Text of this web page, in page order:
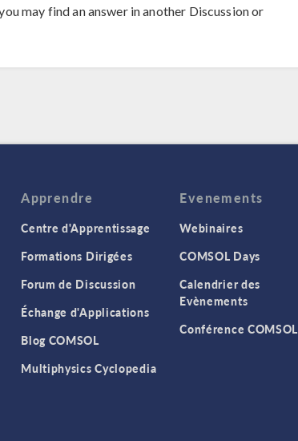
may find an answer in another Discussion or
Apprendre
Centre d'Apprentissage
Formations Dirigées
Forum de Discussion
Échange d'Applications
Blog COMSOL
Multiphysics Cyclopedia
Evenements
Webinaires
COMSOL Days
Calendrier des
Evènements
Conférence COMSOL